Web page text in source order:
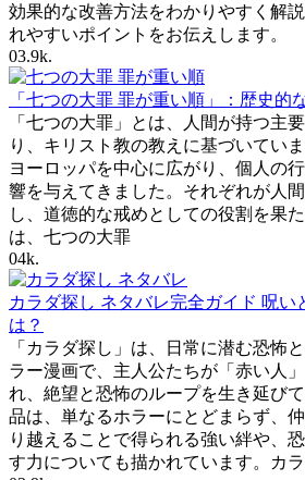
効果的な改善方法をわかりやすく解
れやすいポイントをお伝えします。
03.9k.
「七つの大罪 罪が重い順」：歴史的
「七つの大罪」とは、人間が持つ主
り、キリスト教の教えに基づいてい
ヨーロッパを中心に広がり、個人の
響を与えてきました。それぞれが人
し、道徳的な戒めとしての役割を果
は、七つの大罪
04k.
カラダ探し ネタバレ完全ガイド 呪い
は？
「カラダ探し」は、日常に潜む恐怖
ラー漫画で、主人公たちが「赤い人
れ、絶望と恐怖のループを生き延び
品は、単なるホラーにとどまらず、
り越えることで得られる強い絆や、
す力についても描かれています。カ